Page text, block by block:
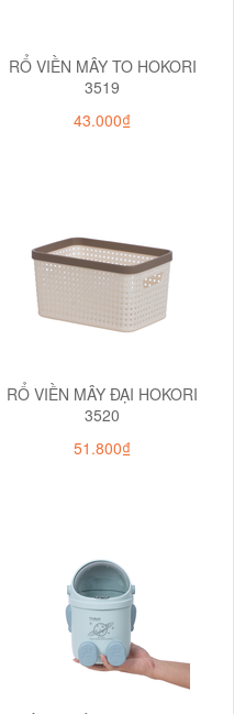
RỔ VIỀN MÂY TO HOKORI
3519
43.000₫
RỔ VIỀN MÂY ĐẠI HOKORI
3520
51.800₫